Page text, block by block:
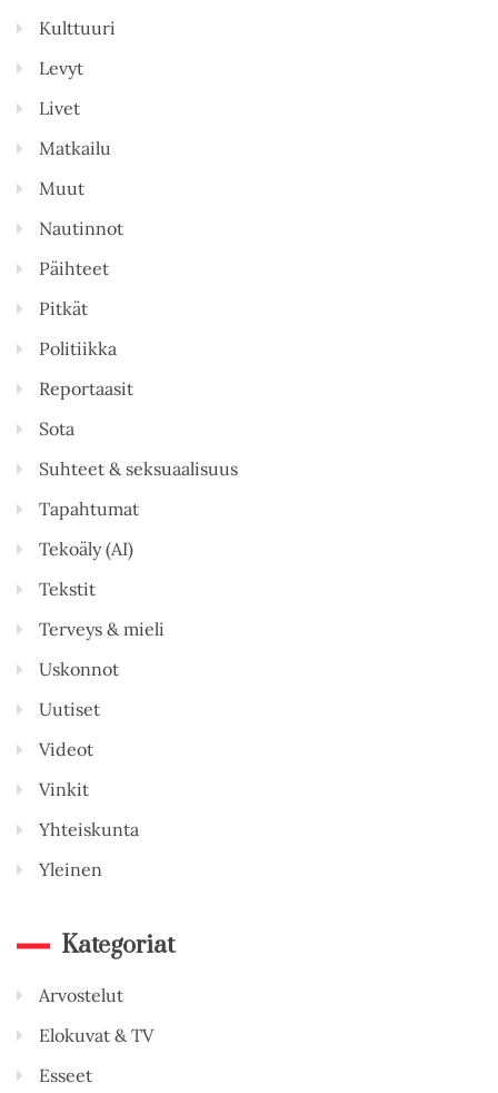
Kulttuuri
Levyt
Livet
Matkailu
Muut
Nautinnot
Päihteet
Pitkät
Politiikka
Reportaasit
Sota
Suhteet & seksuaalisuus
Tapahtumat
Tekoäly (AI)
Tekstit
Terveys & mieli
Uskonnot
Uutiset
Videot
Vinkit
Yhteiskunta
Yleinen
Kategoriat
Arvostelut
Elokuvat & TV
Esseet